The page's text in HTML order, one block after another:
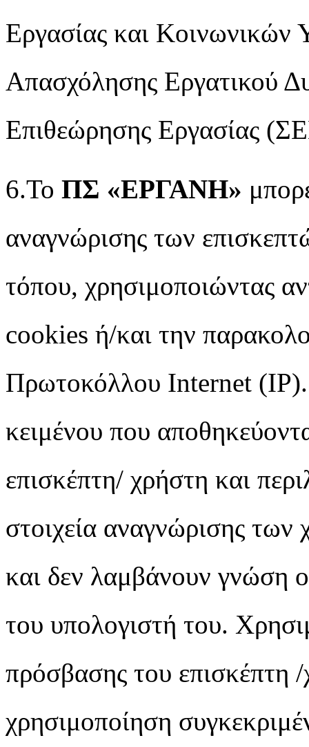
Εργασίας και
Απασχόλησης Εργατικού
Επιθεώρησης Εργασίας
6.Το ΠΣ «ΕΡΓΑΝΗ»
αναγνώρισης των
τόπου, χρησιμοποιώντας
cookies ή/και την
Πρωτοκόλλου Internet (IP).
κειμένου που
επισκέπτη/ χρήστη και
στοιχεία αναγνώρισης
και δεν λαμβάνουν γνώση
του υπολογιστή του.
πρόσβασης του επισκέπτη
χρησιμοποίηση